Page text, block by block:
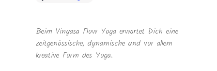
Beim Vinyasa Flow Yoga erwartet Dich eine
zeitgenössische, dynamische und vor allem
kreative Form des Yoga.